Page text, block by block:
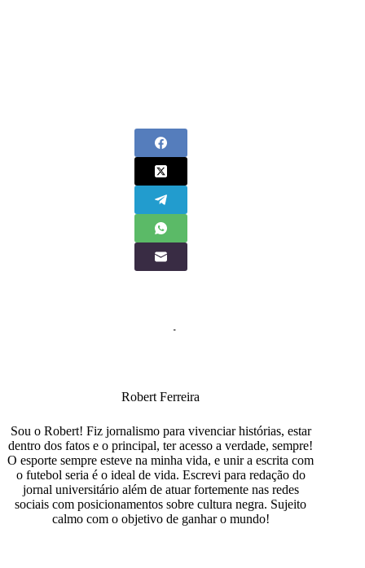
Robert Ferreira
Sou o Robert! Fiz jornalismo para vivenciar histórias, estar
dentro dos fatos e o principal, ter acesso a verdade, sempre!
O esporte sempre esteve na minha vida, e unir a escrita com
o futebol seria é o ideal de vida. Escrevi para redação do
jornal universitário além de atuar fortemente nas redes
sociais com posicionamentos sobre cultura negra. Sujeito
calmo com o objetivo de ganhar o mundo!